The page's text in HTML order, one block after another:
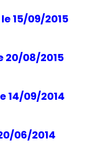
15/09/2015
20/08/2015
14/09/2014
06/2014